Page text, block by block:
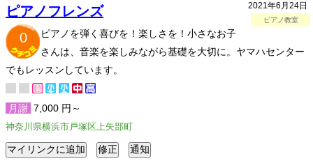
2021年6月24日
ピアノ教室
ピアノフレンズ
0
ピアノを弾く喜びを！楽しさを！小さなお子
さんは、音楽を楽しみながら基礎を大切に。ヤマハセンター
でもレッスンしています。
月謝 7,000 円～
神奈川県横浜市戸塚区上矢部町